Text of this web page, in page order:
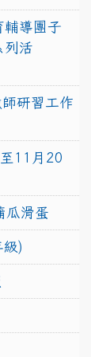
輔導團子
列活
研習工作
11月20
瓜滑蛋
級)